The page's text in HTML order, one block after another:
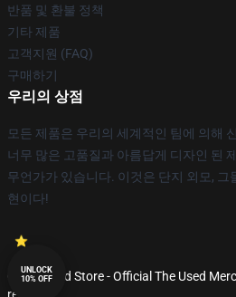
반품 및 환불 정책
기타 제품
고객지원 (FAQ)
구매하기
우리의 상점
모든 제품은 우리의 세계적인 팀에 의해
너무 많은 고품질과 아름답게 디자인 된
무언가가 있습니다. 이것은 단지 외모, 그
현이다!
© The Used Store - Official The Used
UNLOCK
10% OFF